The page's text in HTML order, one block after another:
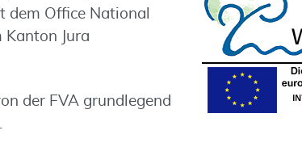
dem Office National
Kanton Jura
der FVA grundlegend